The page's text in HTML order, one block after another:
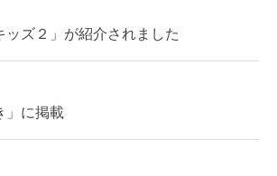
ッズ２」が紹介されました
」に掲載